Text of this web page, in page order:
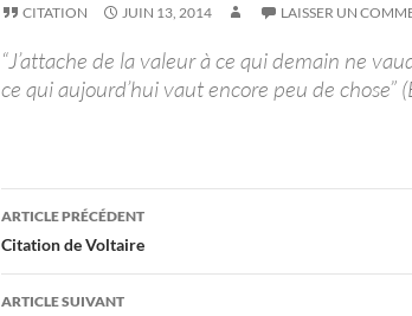
CITATION
JUIN 13, 2014 LAISSER UN
“J’attache de la valeur à ce qui demain ne
ce qui aujourd’hui vaut encore peu de chose”
Navigation
des
articles
ARTICLE PRÉCÉDENT
Citation de Voltaire
ARTICLE SUIVANT